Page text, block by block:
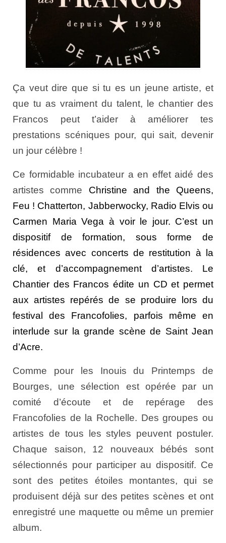
Ça veut dire que si tu es un jeune artiste, et
que tu as vraiment du talent, le chantier des
Francos peut t’aider à améliorer tes
prestations scéniques pour, qui sait, devenir
un jour célèbre !
Ce formidable incubateur a en effet aidé des
artistes comme Christine and the Queens,
Feu ! Chatterton, Jabberwocky, Radio Elvis ou
Carmen Maria Vega à voir le jour. C’est un
dispositif de formation, sous forme de
résidences avec concerts de restitution à la
clé, et d’accompagnement d’artistes. Le
Chantier des Francos édite un CD et permet
aux artistes repérés de se produire lors du
festival des Francofolies, parfois même en
interlude sur la grande scène de Saint Jean
d’Acre.
Comme pour les Inouis du Printemps de
Bourges, une sélection est opérée par un
comité d’écoute et de repérage des
Francofolies de la Rochelle. Des groupes ou
artistes de tous les styles peuvent postuler.
Chaque saison, 12 nouveaux bébés sont
sélectionnés pour participer au dispositif. Ce
sont des petites étoiles montantes, qui se
produisent déjà sur des petites scènes et ont
enregistré une maquette ou même un premier
album.